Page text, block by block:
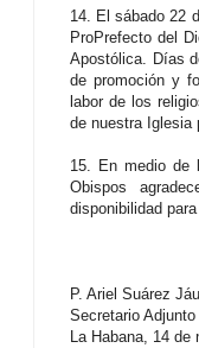
14. El sábado 22
ProPrefecto del
Apostólica. Días
de promoción y
labor de los
de nuestra Iglesia
15. En medio de
Obispos
disponibilidad
P. Ariel Suárez
Secretario
La Habana, 14 de